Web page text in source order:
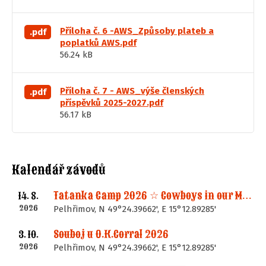
.pdf
Příloha č. 6 -AWS_Způsoby plateb a
poplatků AWS.pdf
56.24 kB
.pdf
Příloha č. 7 - AWS_výše členských
příspěvků 2025-2027.pdf
56.17 kB
Kalendář závodů
14. 8.
2026
Tatanka Camp 2026 ☆ Cowboys in our Memories
Pelhřimov, N 49°24.39662', E 15°12.89285'
3. 10.
2026
Souboj u O.K.Corral 2026
Pelhřimov, N 49°24.39662', E 15°12.89285'